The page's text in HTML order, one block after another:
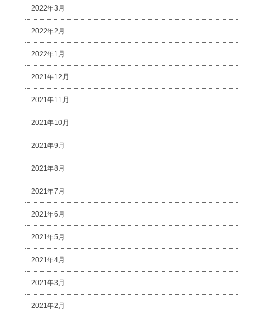
2022年3月
2022年2月
2022年1月
2021年12月
2021年11月
2021年10月
2021年9月
2021年8月
2021年7月
2021年6月
2021年5月
2021年4月
2021年3月
2021年2月